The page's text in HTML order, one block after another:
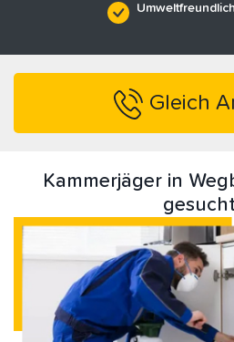
Umweltfreundlich
Gleich
Kammerjäger in